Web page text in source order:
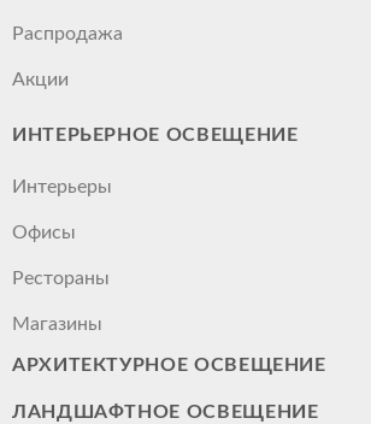
Распродажа
Акции
ИНТЕРЬЕРНОЕ ОСВЕЩЕНИЕ
Интерьеры
Офисы
Рестораны
Магазины
АРХИТЕКТУРНОЕ ОСВЕЩЕНИЕ
ЛАНДШАФТНОЕ ОСВЕЩЕНИЕ